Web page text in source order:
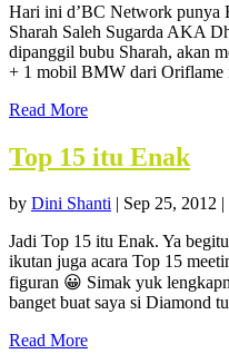
Hari ini d’BC Network punya
Sharah Saleh Sugarda AKA
dipanggil bubu Sharah, akan
+ 1 mobil BMW dari Oriflame
Read More
Top 15 itu Enak
by Dini Shanti Sep 25, 2012
Jadi Top 15 itu Enak. Ya
ikutan juga acara Top 15
figuran 😀 Simak yuk
banget buat saya si Diamond
Read More